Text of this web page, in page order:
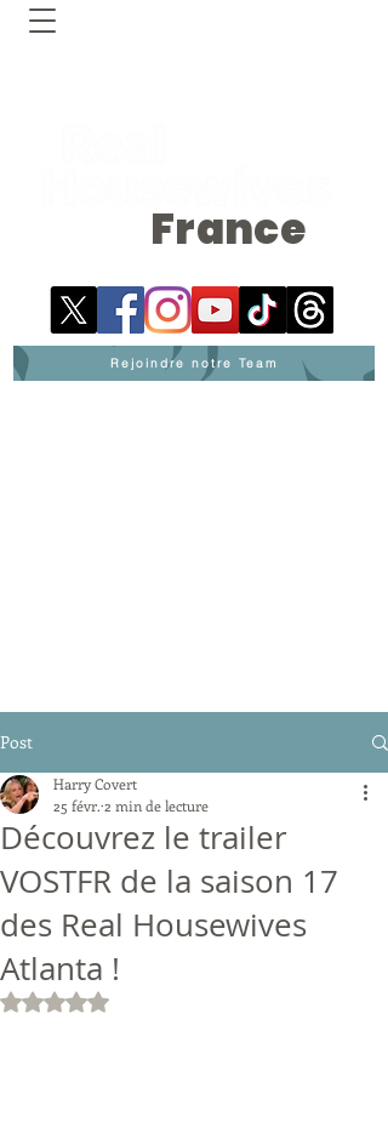
France
Rejoindre notre Team
Post
Découvrez le trailer
VOSTFR de la saison 17
des Real Housewives
Atlanta !
Harry Covert
25 févr. 2 min de lecture
Noté NaN étoiles sur 5.